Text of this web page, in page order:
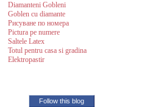
Diamanteni Gobleni
Goblen cu diamante
Рисуване по номера
Pictura pe numere
Saltele Latex
Totul pentru casa si gradina
Elektropastir
Follow this blog